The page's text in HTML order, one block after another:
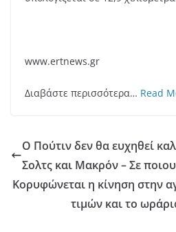
www.ertnews.gr
Διαβάστε περισσότερα… Read
Ο Πούτιν δεν θα ευχηθεί
Σολτς και Μακρόν – Σε
Κορυφώνεται η κίνηση στην
τιμών και το